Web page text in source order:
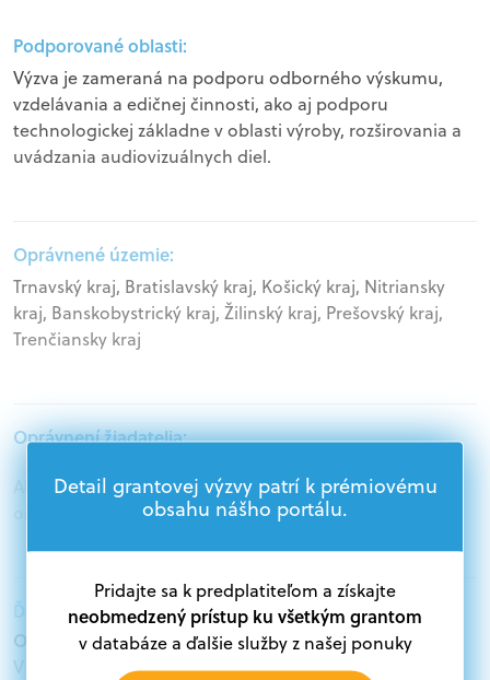
Podporované oblasti:
Výzva je zameraná na podporu odborného výskumu,
vzdelávania a edičnej činnosti, ako aj podporu
technologickej základne v oblasti výroby, rozširovania a
uvádzania audiovizuálnych diel.
Oprávnené územie:
Trnavský kraj, Bratislavský kraj, Košický kraj, Nitriansky
kraj, Banskobystrický kraj, Žilinský kraj, Prešovský kraj,
Trenčiansky kraj
Oprávnení žiadatelia:
Akademický sektor, Podnikatelia, Mimovládne
organizácie, Samospráva, Štátna správa, Veľké podniky
Ďalšie informácie:
Oprávnení žiadatelia:
V databáze grantov a dotácií na portáli Grantexpert.sk
Detail grantovej výzvy patrí k prémiovému
obsahu nášho portálu.
Pridajte sa k predplatiteľom a získajte
neobmedzený prístup ku všetkým grantom
v databáze a ďalšie služby z našej ponuky